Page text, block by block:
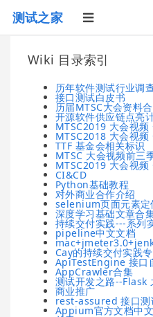
测试之家
Wiki 目录索引
历年软件测试行业调
接口测试白皮书
历届MTSC大会资料
开源软件供应链点亮
MTSC2019 大会视频
MTSC2018 大会视频
TTF 基金会相关标识
MTSC 大会视频前三
MTSC2019 大会视频
CI&CD
Python基础教程
对外商业合作介绍
selenium页面元素定
深度学习基础文章合
持续交付实践---系列
pipeline中文文档
Cay的持续交付实践
ApiTestEngine 接口
AppCrawler合集
测试开发之路--Flask
商业推广
rest-assured 接口测
Appium官方文档中